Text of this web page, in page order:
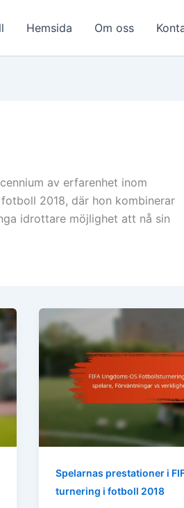
Hemsida Om oss
av erfarenhet inom
2018, där hon kombinerar
idrottare möjlighet att nå sin
Spelarnas prestationer i
turnering i fotboll 2018